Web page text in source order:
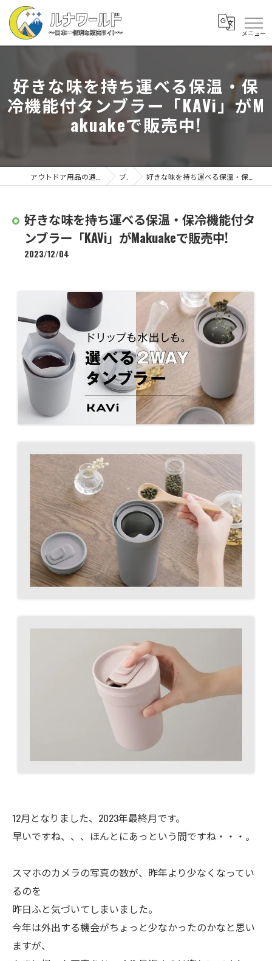
好きな味を持ち運べる保温・保
冷機能付タンブラー「KAVi」がM
akuakeで販売中!
ブログ 好きな味を持ち運べる保温・保冷機能付タンブラー「KAVi」がMakuakeで販売中!
好きな味を持ち運べる保温・保冷機能付タ
ンブラー「KAVi」がMakuakeで販売中!
2023/12/04
12月となりました、2023年最終月です。
早いですね、、、ほんとにあっという間ですね・・・。
スマホのカメラの写真の数が、昨年より少なくなってい
るのを
昨日ふと気づいてしまいました。
今年は外出する機会がちょっと少なかったのかなと思い
ますが、